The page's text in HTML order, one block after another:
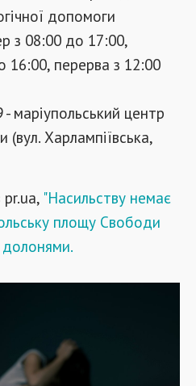
допомоги
з 08:00 до 17:00,
16:00, перерва з 12:00
маріупольський центр
Харлампіївська,
"Насильству немає
площу Свободи
долонями.